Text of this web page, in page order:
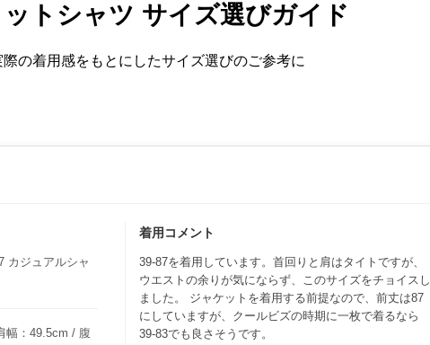
トシャツ サイズ選びガイド
際の着用感をもとにしたサイズ選びのご参考に
カジュアルシャ
幅：49.5cm / 腹
着用コメント
39-87を着用しています。首回りと肩はタイトですが、
ウエストの余りが気にならず、このサイズをチョイスし
ました。 ジャケットを着用する前提なので、前丈は87
にしていますが、クールビズの時期に一枚で着るなら
39-83でも良さそうです。